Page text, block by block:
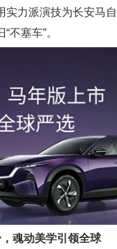
实力派演技为长安马
不塞车”。
魂动美学引领全球